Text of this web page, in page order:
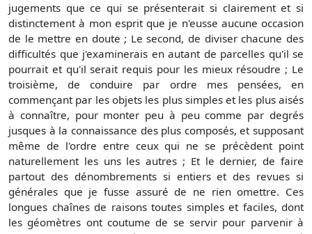
jugements que ce qui se présenterait si clairement et si
distinctement à mon esprit que je n'eusse aucune occasion
de le mettre en doute ; Le second, de diviser chacune des
difficultés que j'examinerais en autant de parcelles qu'il se
pourrait et qu'il serait requis pour les mieux résoudre ; Le
troisième, de conduire par ordre mes pensées, en
commençant par les objets les plus simples et les plus aisés
à connaître, pour monter peu à peu comme par degrés
jusques à la connaissance des plus composés, et supposant
même de l'ordre entre ceux qui ne se précèdent point
naturellement les uns les autres ; Et le dernier, de faire
partout des dénombrements si entiers et des revues si
générales que je fusse assuré de ne rien omettre. Ces
longues chaînes de raisons toutes simples et faciles, dont
les géomètres ont coutume de se servir pour parvenir à